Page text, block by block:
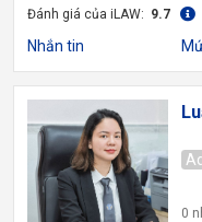
Đánh giá của iLAW: 9.7
Nhắn tin
0